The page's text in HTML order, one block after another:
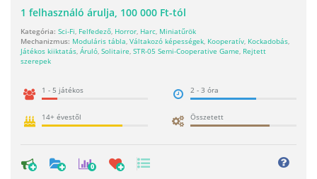
1 felhasználó árulja, 100 000 Ft-tól
Kategória: Sci-Fi, Felfedező, Horror, Harc, Miniatűrök
Mechanizmus: Moduláris tábla, Váltakozó képességek, Kooperatív, Kockadobás,
Játékos kiiktatás, Áruló, Solitaire, STR-05 Semi-Cooperative Game, Rejtett
szerepek
1 - 5 játékos 2 - 3 óra
14+ évestől Összetett
0